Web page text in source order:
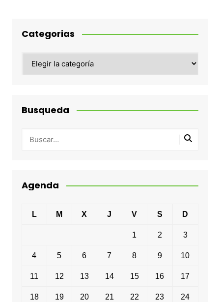
Categorias
Busqueda
Agenda
L M X J V S D
1 2 3
4 5 6 7 8 9 10
11 12 13 14 15 16 17
18 19 20 21 22 23 24